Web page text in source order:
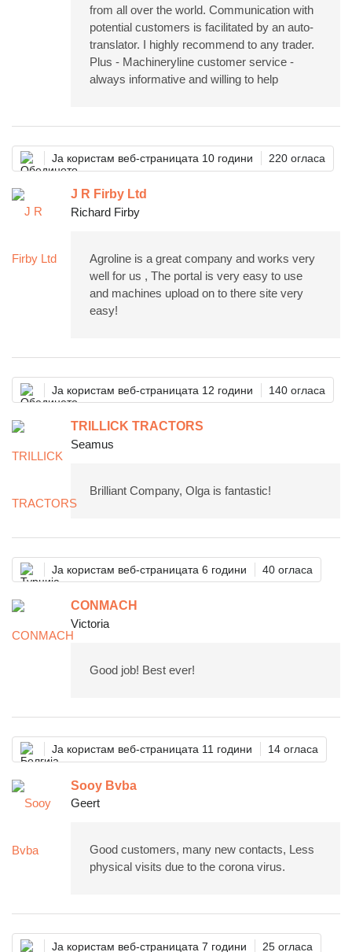
from all over the world. Communication with
potential customers is facilitated by an auto-
translator. I highly recommend to any trader.
Plus - Machineryline customer service -
always informative and willing to help
Ја користам веб-страницата 10 години 220 огласа
J R Firby Ltd
Richard Firby
Agroline is a great company and works very
well for us , The portal is very easy to use
and machines upload on to there site very
easy!
Ја користам веб-страницата 12 години 140 огласа
TRILLICK TRACTORS
Seamus
Brilliant Company, Olga is fantastic!
Ја користам веб-страницата 6 години 40 огласа
CONMACH
Victoria
Good job! Best ever!
Ја користам веб-страницата 11 години 14 огласа
Sooy Bvba
Geert
Good customers, many new contacts, Less
physical visits due to the corona virus.
Ја користам веб-страницата 7 години 25 огласа